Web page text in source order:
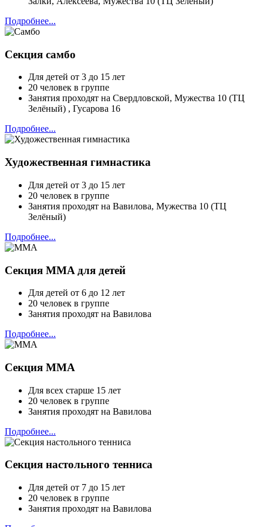
Подробнее...
Секция самбо
Для детей от 3 до 15 лет
20 человек в группе
Занятия проходят на Свердловской, Мужества 10 (ТЦ
Зелёный) , Гусарова 16
Подробнее...
Художественная гимнастика
Для детей от 3 до 15 лет
20 человек в группе
Занятия проходят на Вавилова, Мужества 10 (ТЦ
Зелёный)
Подробнее...
Секция MMA для детей
Для детей от 6 до 12 лет
20 человек в группе
Занятия проходят на Вавилова
Подробнее...
Секция ММА
Для всех старше 15 лет
20 человек в группе
Занятия проходят на Вавилова
Подробнее...
Секция настольного тенниса
Для детей от 7 до 15 лет
20 человек в группе
Занятия проходят на Вавилова